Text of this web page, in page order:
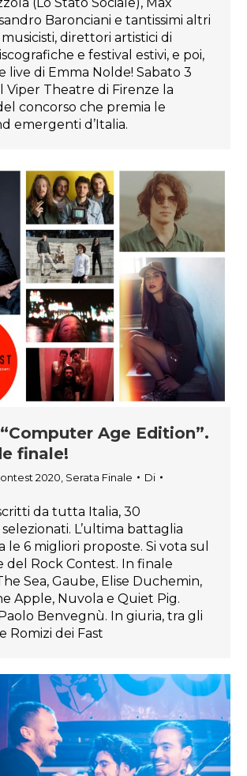
Baronciani e tantissimi altri
direttori artistici di
e festival estivi, e poi,
live di Emma Nolde! Sabato 3
Viper Theatre di Firenze la
concorso che premia le
emergenti d’Italia.
Age Edition”.
finale!
2020 Serata Finale
Di
da tutta Italia, 30
L’ultima battaglia
le 6 migliori proposte. Si vota sul
del Rock Contest. In finale
Sea, Gaube, Elise Duchemin,
Apple, Nuvola e Quiet Pig.
Benvegnù. In giuria, tra gli
Romizi dei Fast